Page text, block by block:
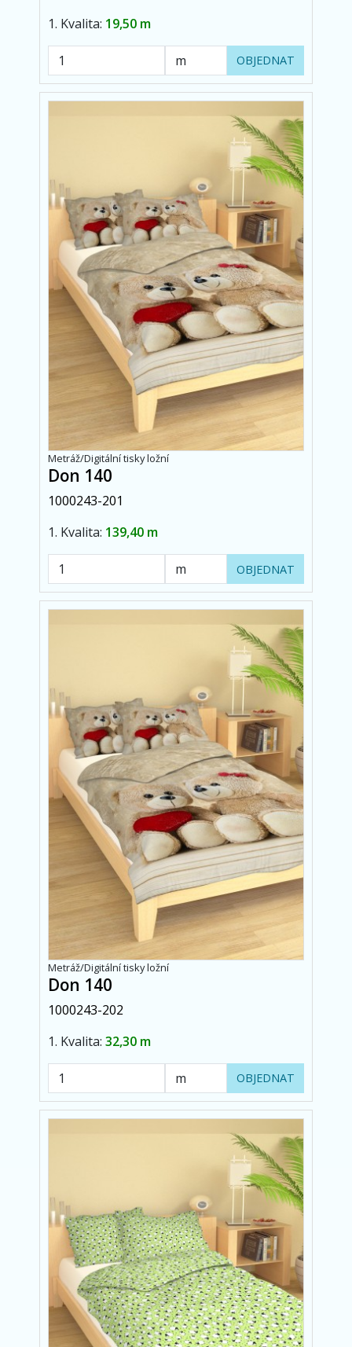
1. Kvalita: 19,50 m
OBJEDNAT
Metráž/Digitální tisky ložní
Don 140
1000243-201
1. Kvalita: 139,40 m
OBJEDNAT
Metráž/Digitální tisky ložní
Don 140
1000243-202
1. Kvalita: 32,30 m
OBJEDNAT